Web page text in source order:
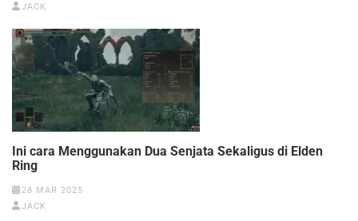
JACK
Ini cara Menggunakan Dua Senjata Sekaligus di Elden
Ring
28 MAR 2025
JACK